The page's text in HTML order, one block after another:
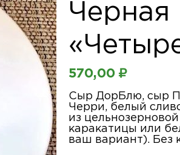
Черная
570,00 ₽
Сыр ДорБлю, сыр
Черри, белый
из
каракатицы или
ваш вариант). Без